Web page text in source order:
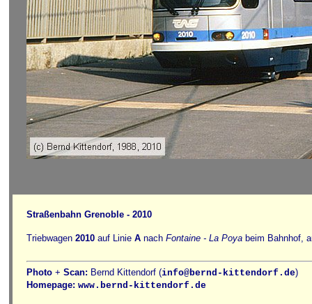
Straßenbahn Grenoble - 2010
Triebwagen 2010 auf Linie A nach Fontaine - La Poya beim Bahnhof,
Photo + Scan: Bernd Kittendorf (info@bernd-kittendorf.de)
Homepage: www.bernd-kittendorf.de